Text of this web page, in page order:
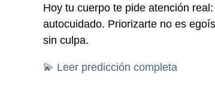
Hoy tu cuerpo te pide atención
autocuidado. Priorizarte no es
sin culpa.
💫 Leer predicción completa